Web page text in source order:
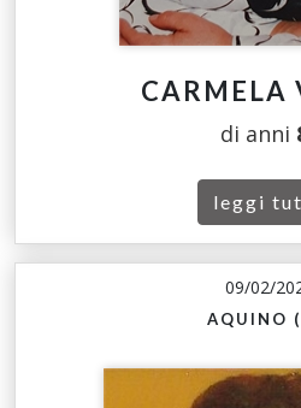
CARMELA
di anni
leggi
09/02/
AQUINO